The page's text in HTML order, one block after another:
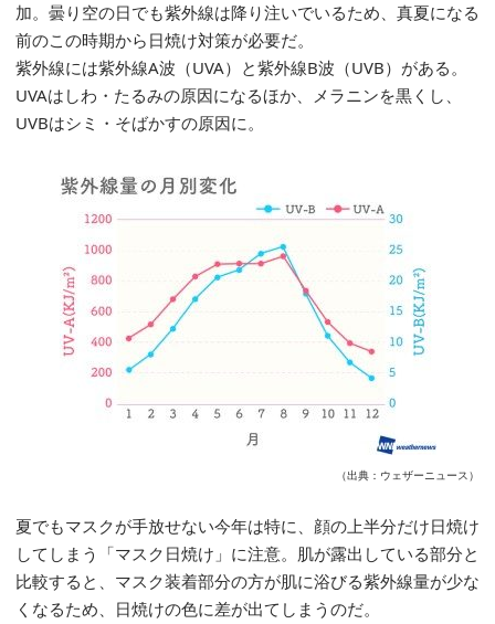
加。曇り空の日でも紫外線は降り注いでいるため、真夏になる
前のこの時期から日焼け対策が必要だ。
紫外線には紫外線A波（UVA）と紫外線B波（UVB）がある。
UVAはしわ・たるみの原因になるほか、メラニンを黒くし、
UVBはシミ・そばかすの原因に。
（出典：ウェザーニュース）
夏でもマスクが手放せない今年は特に、顔の上半分だけ日焼け
してしまう「マスク日焼け」に注意。肌が露出している部分と
比較すると、マスク装着部分の方が肌に浴びる紫外線量が少な
くなるため、日焼けの色に差が出てしまうのだ。